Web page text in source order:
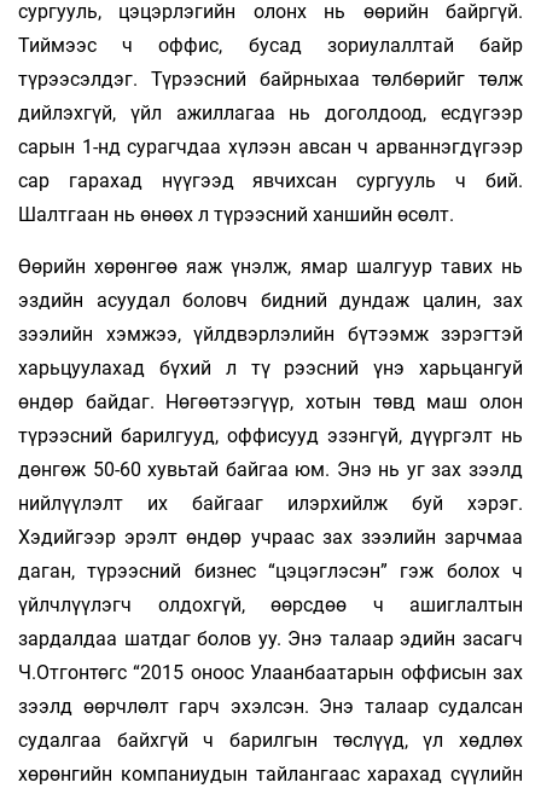
сургууль, цэ­цэрлэгийн олонх нь өөрийн байргүй.
Тиймээс ч оффис, бусад зориулаллтай байр
түрээсэлдэг. Түрээсний байрныхаа төлбөрийг төлж
дийлэхгүй, үйл ажиллагаа нь доголдоод, есдүгээр
сарын 1-нд сурагчдаа хүлээн авсан ч арваннэгдүгээр
сар гарахад нүүгээд явчихсан сургууль ч бий.
Шалтгаан нь өнөөх л түрээсний ханшийн өсөлт.
Өөрийн хөрөнгөө яаж үнэлж, ямар шалгуур тавих нь
эздийн асуудал боловч бидний дундаж цалин, зах
зээлийн хэмжээ, үйлдвэрлэлийн бүтээмж зэрэгтэй
харьцуулахад бүхий л тү­ рээсний үнэ харьцангуй
өндөр байдаг. Нөгөөтээгүүр, хотын төвд маш олон
түрээсний барилгууд, оффисууд эзэнгүй, дүүргэлт нь
дөнгөж 50-60 хувьтай байгаа юм. Энэ нь уг зах зээлд
нийлүүлэлт их байгааг илэрхийлж буй хэрэг.
Хэдийгээр эрэлт өндөр учраас зах зээлийн зарч­маа
даган, түрээсний бизнес “цэцэглэсэн” гэж болох ч
үйлчлүүлэгч олдохгүй, өөрсдөө ч ашиглалтын
зардалдаа шатдаг болов уу. Энэ талаар эдийн засагч
Ч.От­гонтөгс “2015 оноос Улаанбаатарын оффисын зах
зээлд өөрчлөлт гарч эхэлсэн. Энэ талаар судалсан
судалгаа байхгүй ч барилгын төслүүд, үл хөдлөх
хөрөнгийн компаниудын тайлангаас харахад сүүлийн